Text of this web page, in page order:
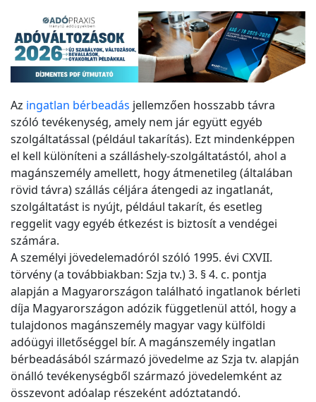
Az ingatlan bérbeadás jellemzően hosszabb távra
szóló tevékenység, amely nem jár együtt egyéb
szolgáltatással (például takarítás). Ezt mindenképpen
el kell különíteni a szálláshely-szolgáltatástól, ahol a
magánszemély amellett, hogy átmenetileg (általában
rövid távra) szállás céljára átengedi az ingatlanát,
szolgáltatást is nyújt, például takarít, és esetleg
reggelit vagy egyéb étkezést is biztosít a vendégei
számára.
A személyi jövedelemadóról szóló 1995. évi CXVII.
törvény (a továbbiakban: Szja tv.) 3. § 4. c. pontja
alapján a Magyarországon található ingatlanok bérleti
díja Magyarországon adózik függetlenül attól, hogy a
tulajdonos magánszemély magyar vagy külföldi
adóügyi illetőséggel bír. A magánszemély ingatlan
bérbeadásából származó jövedelme az Szja tv. alapján
önálló tevékenységből származó jövedelemként az
összevont adóalap részeként adóztatandó.